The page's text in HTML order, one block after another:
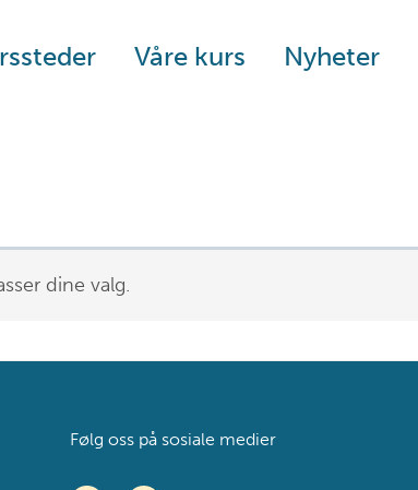
Våre kurs Nyheter
dine valg.
Følg oss på sosiale medier